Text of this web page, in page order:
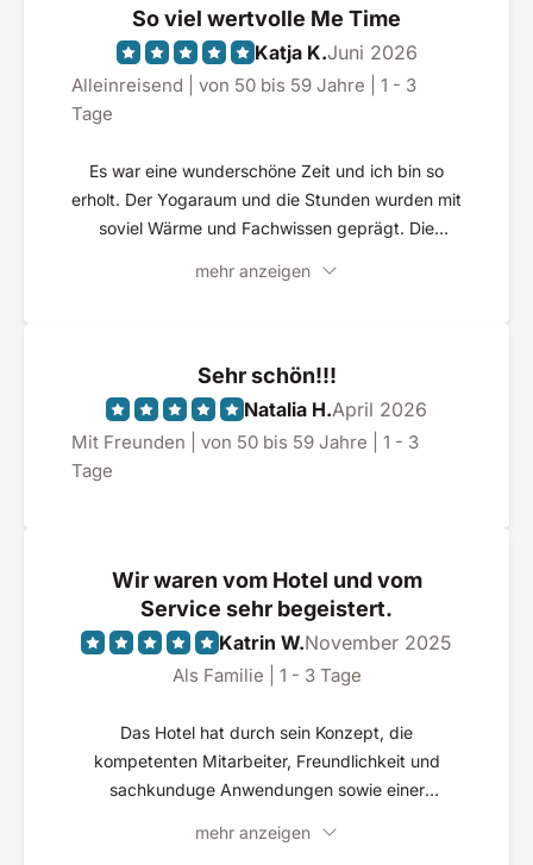
So viel wertvolle Me Time
Katja K.Juni 2026
Alleinreisend | von 50 bis 59 Jahre | 1 - 3
Tage
Es war eine wunderschöne Zeit und ich bin so
erholt. Der Yogaraum und die Stunden wurden mit
soviel Wärme und Fachwissen geprägt. Die
freundlich. Der Garten , die Sauna , das Zimmer
mehr anzeigen
Sehr schön!!!
Natalia H.April 2026
Mit Freunden | von 50 bis 59 Jahre | 1 - 3
Tage
Wir waren vom Hotel und vom
Service sehr begeistert.
Katrin W.November 2025
Als Familie | 1 - 3 Tage
Das Hotel hat durch sein Konzept, die
kompetenten Mitarbeiter, Freundlichkeit und
sachkunduge Anwendungen sowie einer
mehr anzeigen